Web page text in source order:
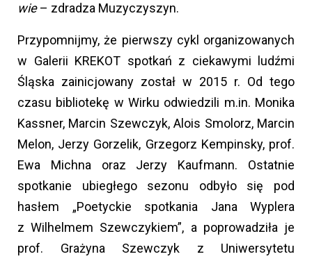
wie– zdradza Muzyczyszyn.
Przypomnijmy, że pierwszy cykl organizowanych
w Galerii KREKOT spotkań z ciekawymi ludźmi
Śląska zainicjowany został w 2015 r. Od tego
czasu bibliotekę w Wirku odwiedzili m.in. Monika
Kassner, Marcin Szewczyk, Alois Smolorz, Marcin
Melon, Jerzy Gorzelik, Grzegorz Kempinsky, prof.
Ewa Michna oraz Jerzy Kaufmann. Ostatnie
spotkanie ubiegłego sezonu odbyło się pod
hasłem „Poetyckie spotkania Jana Wyplera
z Wilhelmem Szewczykiem”, a poprowadziła je
prof. Grażyna Szewczyk z Uniwersytetu